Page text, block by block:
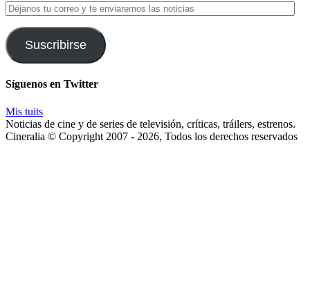
Déjanos
tu
correo
y
te
las
noticias
Suscribirse
Síguenos en Twitter
Mis tuits
Noticias de cine y de series de televisión, críticas, tráilers, estrenos.
Cineralia © Copyright 2007 - 2026, Todos los derechos reservados